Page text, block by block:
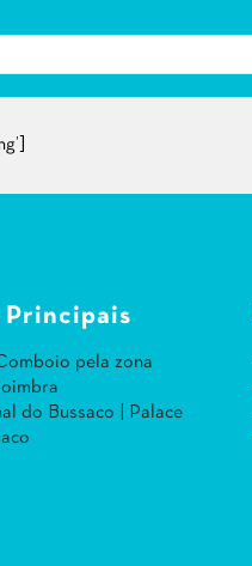
Principais
pela zona
do Bussaco | Palace